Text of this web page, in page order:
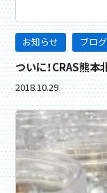
お知らせ ブログ
ついに！CRAS熊本
2018.10.29